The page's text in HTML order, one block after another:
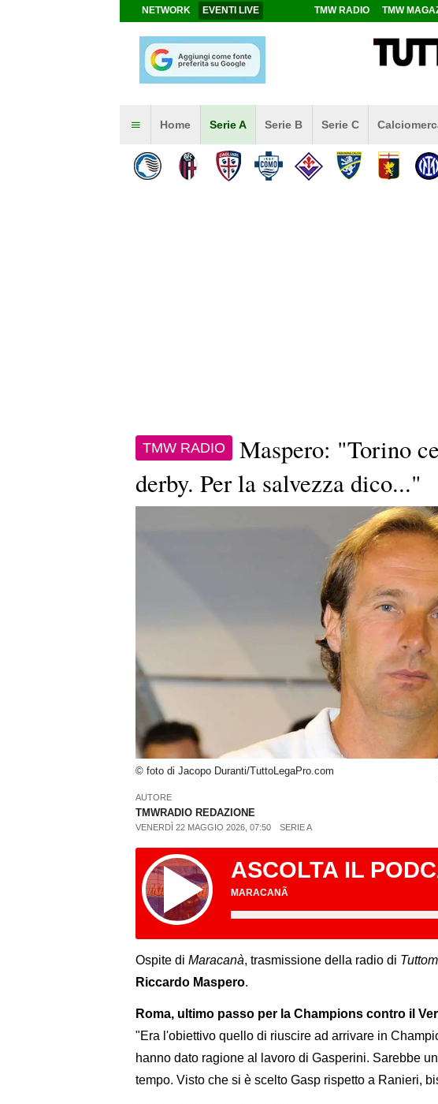
NETWORK EVENTI LIVE TMW RADIO TMW
Home Serie A Serie B Serie C
TMW RADIO
Maspero: "Torino
derby. Per la salvezza dico..."
© foto di Jacopo Duranti/TuttoLegaPro.com
AUTORE
TMWRADIO REDAZIONE
VENERDÌ 22 MAGGIO 2026, 07:50 SERIE A
ASCOLTA IL
MARACANÃ
Ospite di Maracanà, trasmissione della radio di
Riccardo Maspero.
Roma, ultimo passo per la Champions contro il
"Era l'obiettivo quello di riuscire ad arrivare in
hanno dato ragione al lavoro di Gasperini. Sarebbe
tempo. Visto che si è scelto Gasp rispetto a Ranieri,